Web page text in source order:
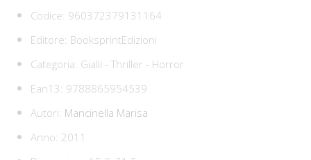
Codice: 960372379131164
Editore: BooksprintEdizioni
Categoria: Gialli - Thriller - Horror
Ean13: 9788865954539
Autori: Mancinella Marisa
Anno: 2011